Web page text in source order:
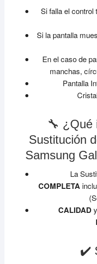
Si falla el control
Si la pantalla
En el caso de
manchas,
Pantalla
🔧 ¿Qué
Sustitución
Samsung
La
COMPLETA
CALIDADy
✔️